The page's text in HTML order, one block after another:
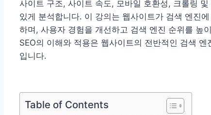
사이트 구조, 사이트 속도, 모바일 호환성, 크롤링
있게 분석합니다. 이 강의는 웹사이트가 검색 엔진
하며, 사용자 경험을 개선하고 검색 엔진 순위를 높
SEO의 이해와 적용은 웹사이트의 전반적인 검색
입니다.
Table of Contents